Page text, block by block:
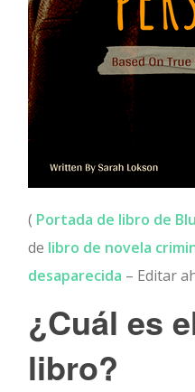
( Portada de libro de
de libro de novela
desaparecida – Editar
¿Cuál es
libro?